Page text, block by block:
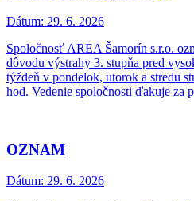
Dátum: 29. 6. 2026
Spoločnosť AREA Šamorín s.r.o.
dôvodu výstrahy 3. stupňa pred
týždeň v pondelok, utorok a stredu
hod. Vedenie spoločnosti ďakuje za
OZNAM
Dátum: 29. 6. 2026